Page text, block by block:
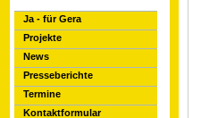
Ja - für Gera
Projekte
News
Presseberichte
Termine
Kontaktformular